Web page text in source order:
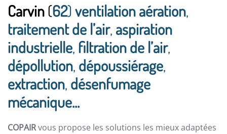
Carvin(62)ventilation aération,
traitement de l’air, aspiration
industrielle, filtration de l’air,
dépollution, dépoussiérage,
extraction, désenfumage
mécanique...
COPAIRvous propose les solutions les mieux adaptées